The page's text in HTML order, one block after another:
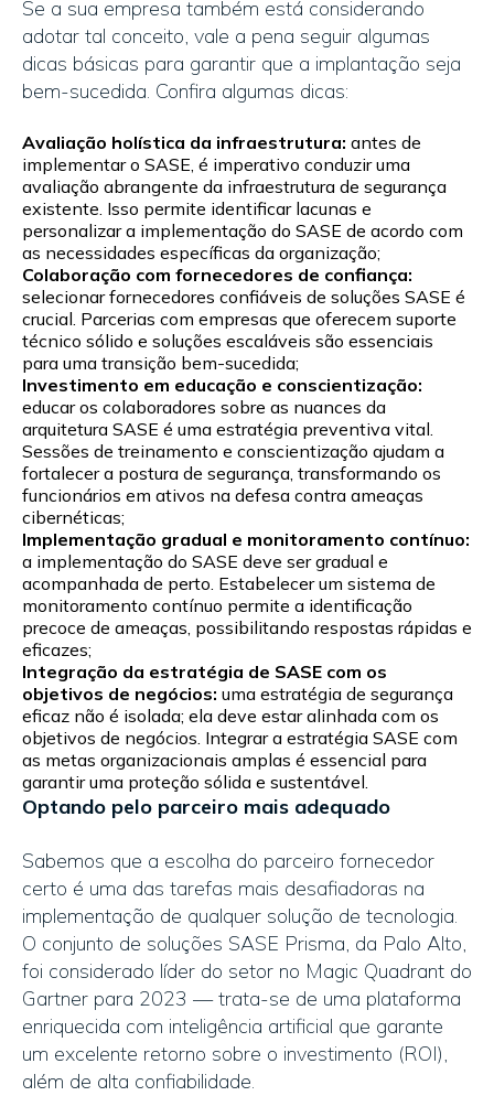
Se a sua empresa também está considerando
adotar tal conceito, vale a pena seguir algumas
dicas básicas para garantir que a implantação seja
bem-sucedida. Confira algumas dicas:
Avaliação holística da infraestrutura: antes de
implementar o SASE, é imperativo conduzir uma
avaliação abrangente da infraestrutura de segurança
existente. Isso permite identificar lacunas e
personalizar a implementação do SASE de acordo com
as necessidades específicas da organização;
Colaboração com fornecedores de confiança:
selecionar fornecedores confiáveis de soluções SASE é
crucial. Parcerias com empresas que oferecem suporte
técnico sólido e soluções escaláveis são essenciais
para uma transição bem-sucedida;
Investimento em educação e conscientização:
educar os colaboradores sobre as nuances da
arquitetura SASE é uma estratégia preventiva vital.
Sessões de treinamento e conscientização ajudam a
fortalecer a postura de segurança, transformando os
funcionários em ativos na defesa contra ameaças
cibernéticas;
Implementação gradual e monitoramento contínuo:
a implementação do SASE deve ser gradual e
acompanhada de perto. Estabelecer um sistema de
monitoramento contínuo permite a identificação
precoce de ameaças, possibilitando respostas rápidas e
eficazes;
Integração da estratégia de SASE com os
objetivos de negócios: uma estratégia de segurança
eficaz não é isolada; ela deve estar alinhada com os
objetivos de negócios. Integrar a estratégia SASE com
as metas organizacionais amplas é essencial para
garantir uma proteção sólida e sustentável.
Optando pelo parceiro mais adequado
Sabemos que a escolha do parceiro fornecedor
certo é uma das tarefas mais desafiadoras na
implementação de qualquer solução de tecnologia.
O conjunto de soluções SASE Prisma, da Palo Alto,
foi considerado líder do setor no Magic Quadrant do
Gartner para 2023 — trata-se de uma plataforma
enriquecida com inteligência artificial que garante
um excelente retorno sobre o investimento (ROI),
além de alta confiabilidade.